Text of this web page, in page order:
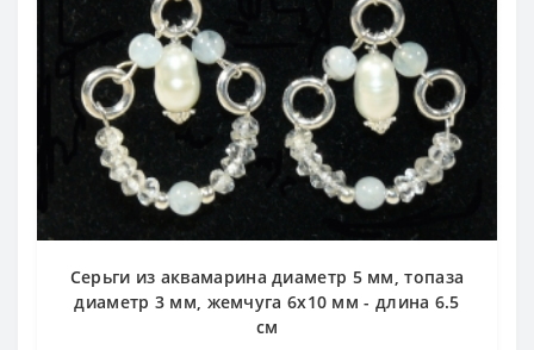
Серьги из аквамарина диаметр 5 мм, топаза
диаметр 3 мм, жемчуга 6х10 мм - длина 6.5
см